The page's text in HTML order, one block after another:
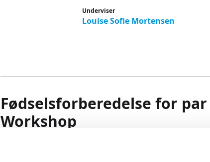
Underviser
Louise Sofie Mortensen
Fødselsforberedelse for par
Workshop